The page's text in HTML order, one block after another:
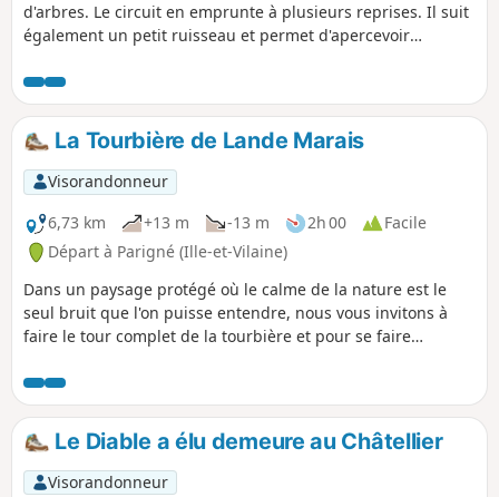
d'arbres. Le circuit en emprunte à plusieurs reprises. Il suit
également un petit ruisseau et permet d'apercevoir
une autre randonnée décrite sur le site au départ de Saint-
Brice-en-Coglès.
La Tourbière de Lande Marais
Visorandonneur
6,73 km
+13 m -13 m 2h 00
Facile
Départ à Parigné (Ille-et-Vilaine)
Dans un paysage protégé où le calme de la nature est le
seul bruit que l'on puisse entendre, nous vous invitons à
faire le tour complet de la tourbière et pour se faire
qui la traverse. Attention aux enfants car la passerelle n'a
pas de garde-corps et la tourbe est réputée comme étant
très acide; la baignade est donc fortement déconseillée
pour ne pas dire interdite.
Le Diable a élu demeure au Châtellier
Visorandonneur